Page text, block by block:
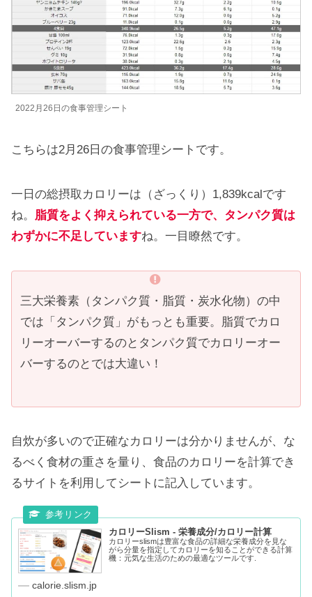
2022月26日の食事管理シート
こちらは2月26日の食事管理シートです。
一日の総摂取カロリーは（ざっくり）1,839kcalです
ね。 脂質をよく抑えられている一方で、タンパク質は
わずかに不足していますね。一目瞭然です。
三大栄養素（タンパク質・脂質・炭水化物）の中
では「タンパク質」がもっとも重要。脂質でカロ
リーオーバーするのとタンパク質でカロリーオー
バーするのとでは大違い！
自炊が多いので正確なカロリーは分かりませんが、な
るべく食材の重さを量り、食品のカロリーを計算でき
るサイトを利用してシートに記入しています。
カロリーSlism - 栄養成分/カロリー計算
カロリーslismは豊富な食品の詳細な栄養成分を見な
がら分量を指定してカロリーを知ることができる計算
機：元気な生活のための最適なツールです.
calorie.slism.jp